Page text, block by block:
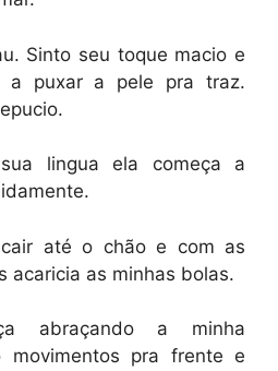
Sinto seu toque macio e
a puxar a pele pra traz.
lingua ela começa a
até o chão e com as
acaricia as minhas bolas.
abraçando a minha
movimentos pra frente e